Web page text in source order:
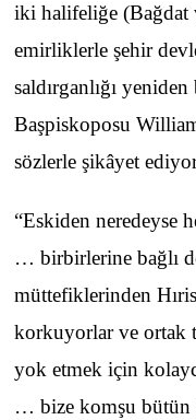
iki halifeliğe (Bağdat
emirliklerle şehir
saldırganlığı
Başpiskoposu
sözlerle şikâyet
“Eskiden neredeyse
… birbirlerine bağlı
müttefiklerinden
korkuyorlar ve ortak
yok etmek için
… bize komşu bütün